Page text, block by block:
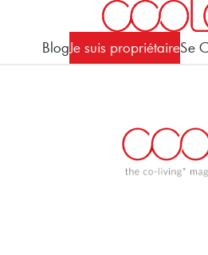
BlogJe suis propriétaireSe